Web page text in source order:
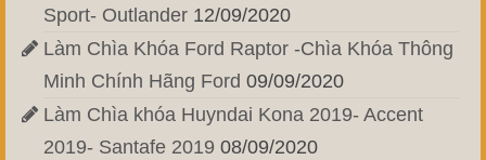
Sport- Outlander 12/09/2020
Làm Chìa Khóa Ford Raptor -Chìa Khóa Thông
Minh Chính Hãng Ford 09/09/2020
Làm Chìa khóa Huyndai Kona 2019- Accent
2019- Santafe 2019 08/09/2020